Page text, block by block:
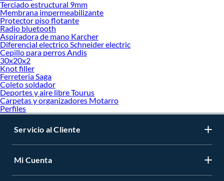
Terciado estructural 9mm
Membrana impermeabilizante
Protector piso flotante
Radio bluetooth
Aspiradora de mano Karcher
Diferencial electrico Schneider electric
Cepillo para perros Andis
30x20x2
Knot filler
Ferreteria Saga
Coleto soldador
Deportes y aire libre Tourus
Carpetas y organizadores Motarro
Perfiles
Servicio al Cliente
Mi Cuenta